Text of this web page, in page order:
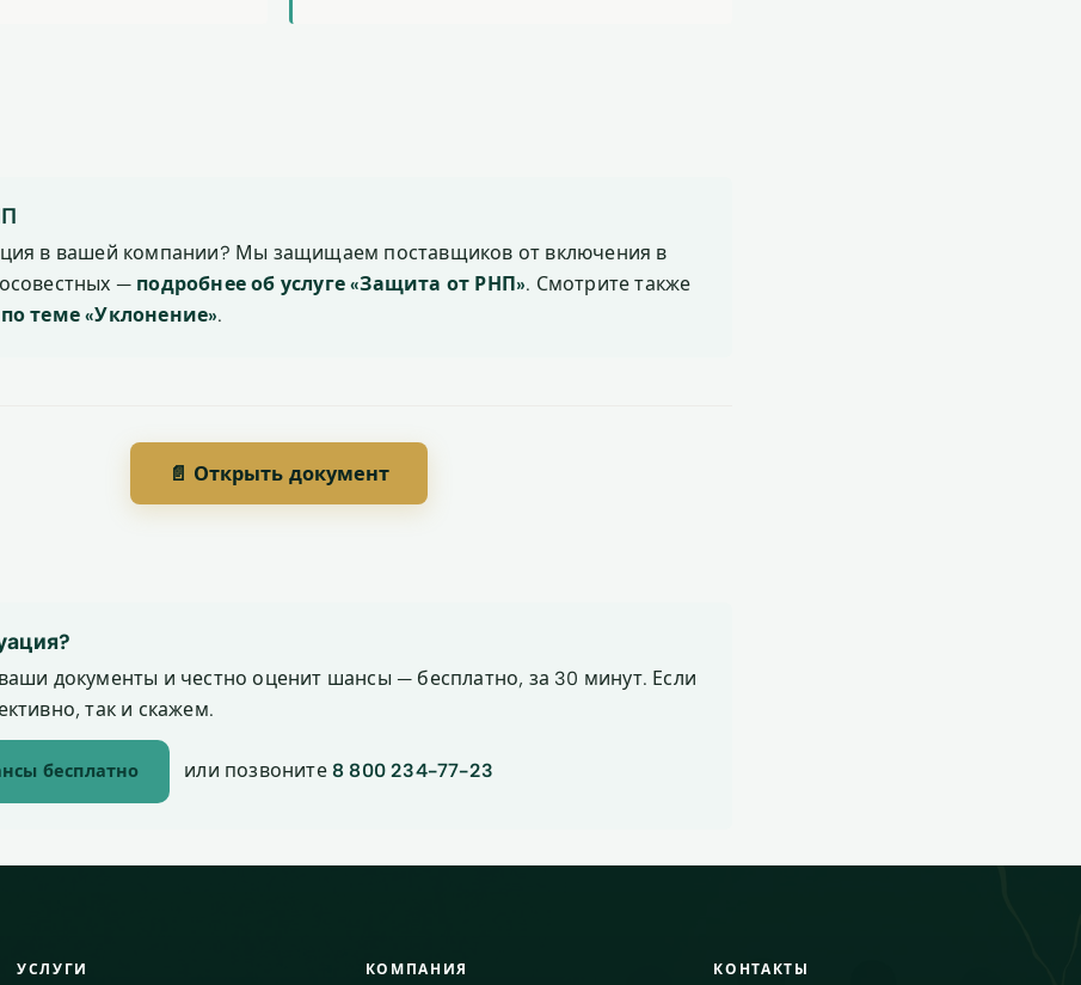
в вашей компании? Мы защищаем поставщиков от включения в
— подробнее об услуге «Защита от РНП». Смотрите также
теме «Уклонение».
📄 Открыть документ
документы и честно оценит шансы — бесплатно, за 30 минут. Если
так и скажем.
бесплатно или позвоните8 800 234-77-23
УСЛУГИ КОМПАНИЯ КОНТАКТЫ